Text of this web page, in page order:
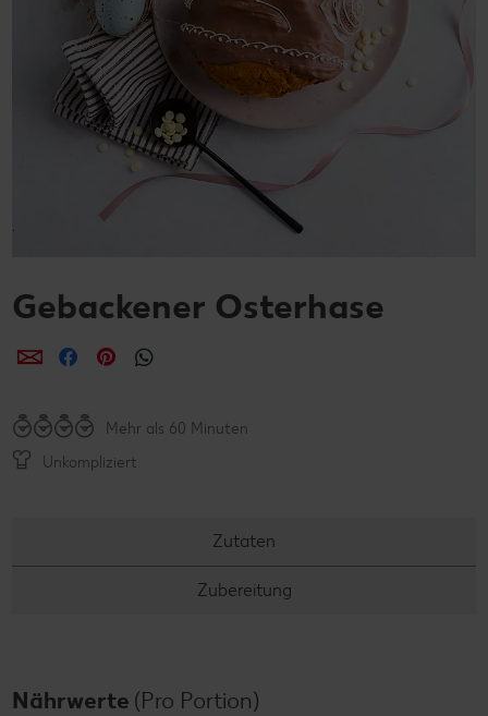
Gebackener Osterhase
per E-Mail teilen
per Facebook teilen
per Pinterest teilen
Mehr als 60 Minuten
Unkompliziert
Zutaten
Zubereitung
Nährwerte (Pro Portion)